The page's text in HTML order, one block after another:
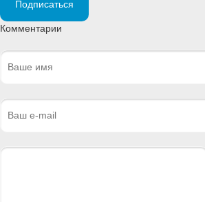
Подписаться
Комментарии